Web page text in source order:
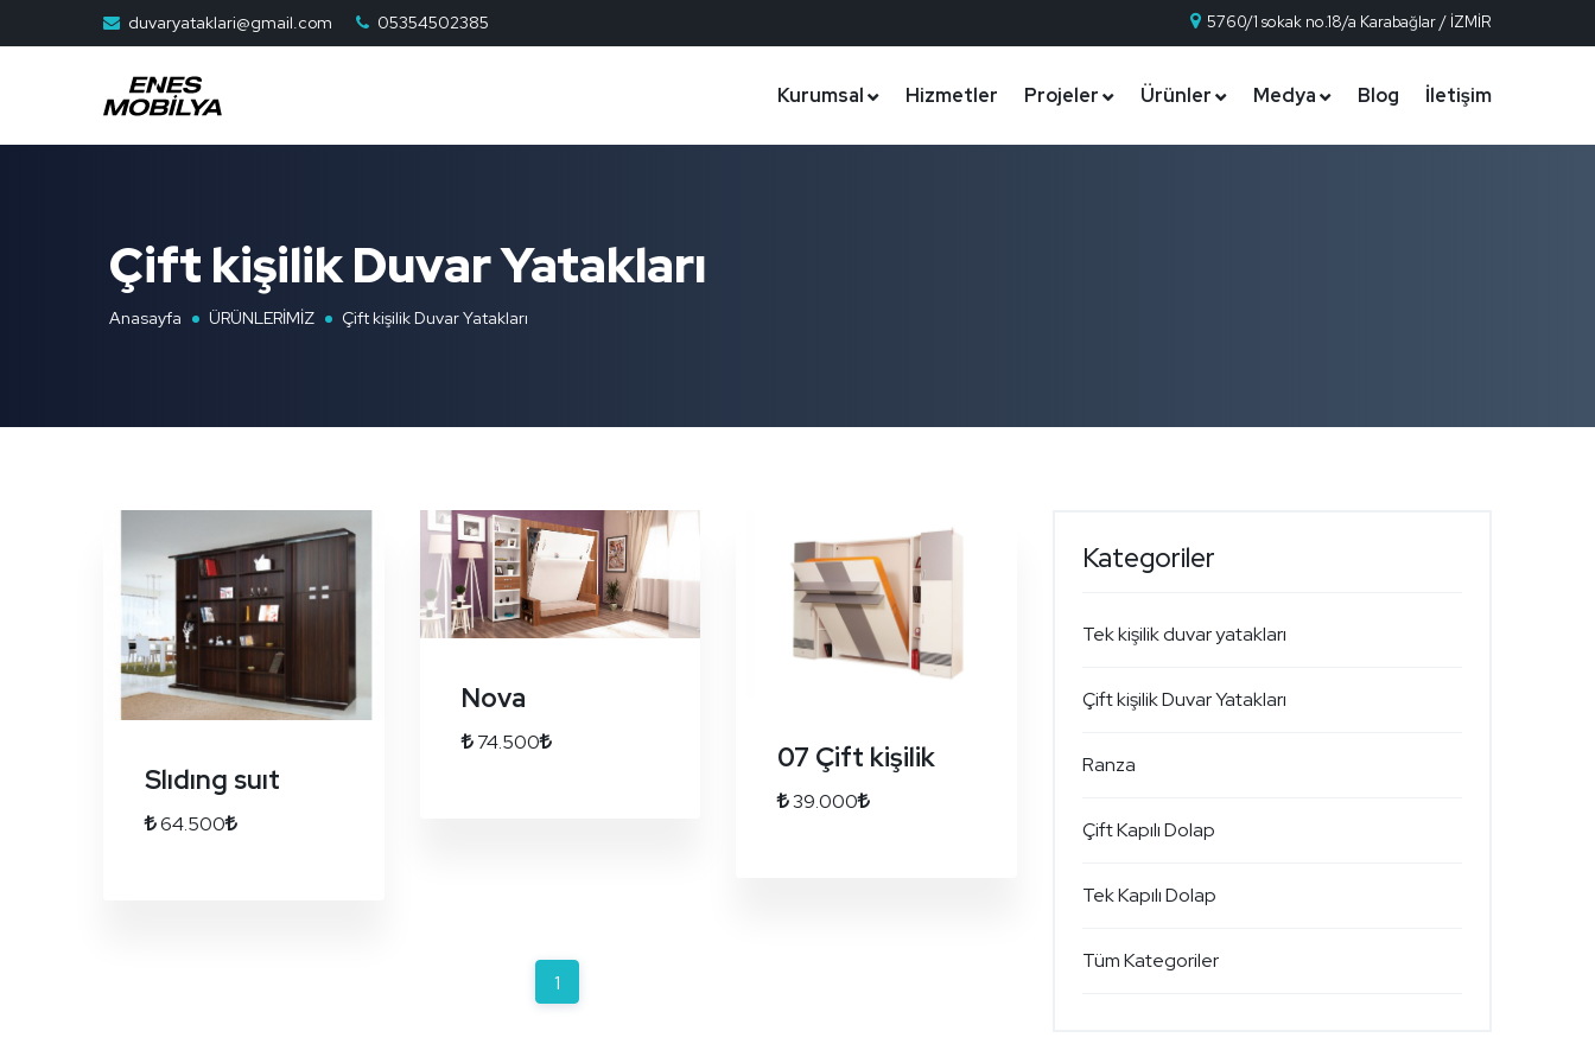
duvaryataklari@gmail.com 05354502385 5760/1 sokak no.18/a Karabağlar / İZMİR
Kurumsal Hizmetler Projeler Ürünler Medya Blog İletişim
Çift kişilik Duvar Yatakları
Anasayfa ÜRÜNLERİMİZ Çift kişilik Duvar Yatakları
Slıdıng suıt
64.500
Nova
74.500 07 Çift kişilik
39.000
1
Kategoriler
Tek kişilik duvar yatakları
Çift kişilik Duvar Yatakları
Ranza
Çift Kapılı Dolap
Tek Kapılı Dolap
Tüm Kategoriler